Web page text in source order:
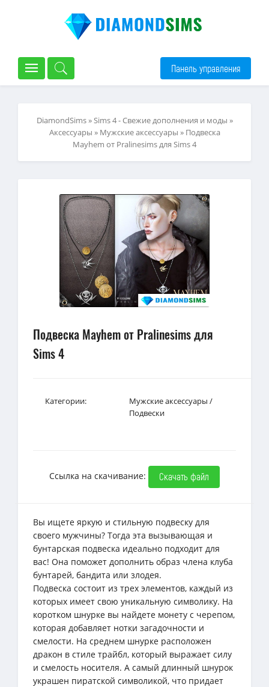
Панель управления
DiamondSims»Sims 4 - Свежие дополнения и моды »
Аксессуары » Мужские аксессуары » Подвеска
Mayhem от Pralinesims для Sims 4
Подвеска Mayhem от Pralinesims для
Sims 4
Категории: Мужские аксессуары /
Подвески
Ссылка на скачивание: Скачать файл
Вы ищете яркую и стильную подвеску для
своего мужчины? Тогда эта вызывающая и
бунтарская подвеска идеально подходит для
вас! Она поможет дополнить образ члена клуба
бунтарей, бандита или злодея.
Подвеска состоит из трех элементов, каждый из
которых имеет свою уникальную символику. На
коротком шнурке вы найдете монету с черепом,
которая добавляет нотки загадочности и
смелости. На среднем шнурке расположен
дракон в стиле трайбл, который выражает силу
и смелость носителя. А самый длинный шнурок
украшен пиратской символикой, что придает